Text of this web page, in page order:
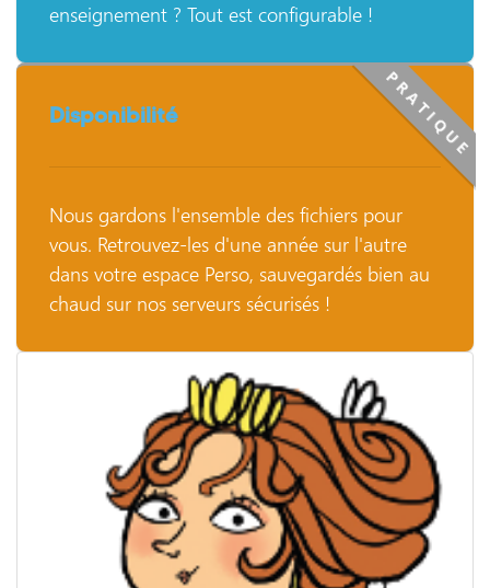
enseignement ? Tout est configurable !
PRATIQUE
Disponibilité
Nous gardons l'ensemble des fichiers pour
vous. Retrouvez-les d'une année sur l'autre
dans votre espace Perso, sauvegardés bien au
chaud sur nos serveurs sécurisés !